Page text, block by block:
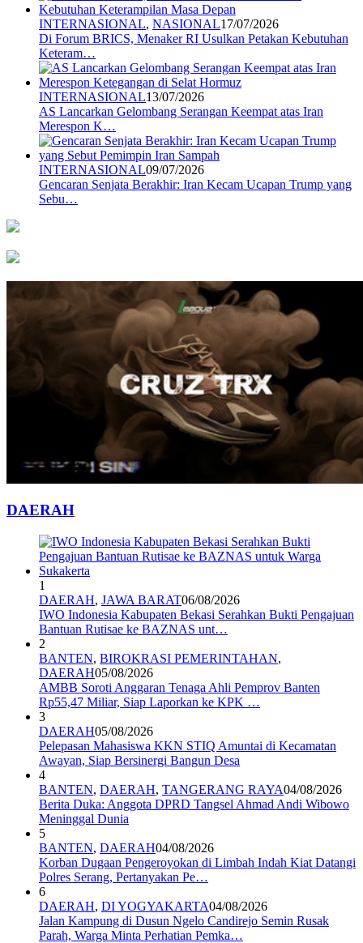
INTERNASIONAL, NASIONAL17/07/2026
Di Forum BRICS, Menaker RI Usulkan Petakan Kebutuhan
Keteram…
INTERNASIONAL13/07/2026
AS Lancarkan Gelombang Serangan Keempat atas Iran
Merespon K…
INTERNASIONAL09/07/2026
Gencaran Senjata Berakhir: Iran Kecam Ucapan Trump yang
Sebu…
DAERAH
1
DAERAH, JAWA BARAT06/08/2026
IWO Indonesia Kabupaten Bekasi Serahkan Bukti Pengajuan
Bantuan Rutisae ke BAZNAS unt…
2
BANTEN, BIROKRASI PEMERINTAHAN,
DAERAH05/08/2026
AMBB Soroti Anggaran Tenaga Ahli Pemprov Banten
Rp55,47 Miliar, Siap Laporkan ke KPK …
3
DAERAH05/08/2026
Pelepasan Mahasiswa KKN STIQ Amuntai di Kecamatan
Awayan, Siap Bersinergi Bangun Desa
4
BANTEN, DAERAH, TANGERANG RAYA04/08/2026
Berita Duka: Anggota DPRD Tangsel Ahmad Andi Wibowo
Meninggal Dunia
5
BANTEN, DAERAH04/08/2026
Korban Dugaan Pengeroyokan di Limbah Indah Kiat Datangi
Polres Serang, Pertanyakan Pe…
6
DAERAH, DI YOGYAKARTA04/08/2026
Jalan Kampung di Dusun Ngelo Candirejo Semin Rusak
Parah, Warga Minta Perhatian Pemka…